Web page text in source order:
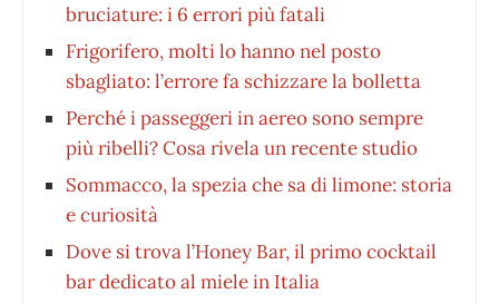
bruciature: i 6 errori più fatali
Frigorifero, molti lo hanno nel posto
sbagliato: l’errore fa schizzare la bolletta
Perché i passeggeri in aereo sono sempre
più ribelli? Cosa rivela un recente studio
Sommacco, la spezia che sa di limone: storia
e curiosità
Dove si trova l’Honey Bar, il primo cocktail
bar dedicato al miele in Italia